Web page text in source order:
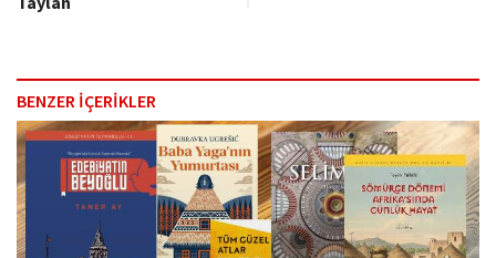
BENZER İÇERİKLER